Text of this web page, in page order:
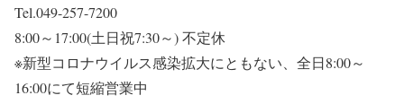
Tel.049-257-7200
8:00～17:00(土日祝7:30～) 不定休
※新型コロナウイルス感染拡大にともない、全日8:00～
16:00にて短縮営業中